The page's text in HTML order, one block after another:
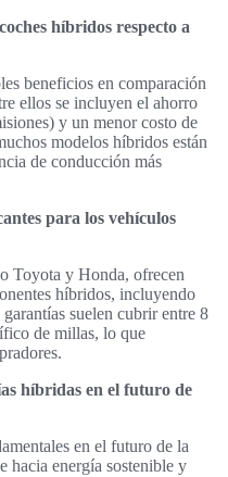
híbridos respecto a
beneficios en comparación
ellos se incluyen el ahorro
y un menor costo de
modelos híbridos están
de conducción más
para los vehículos
Toyota y Honda, ofrecen
híbridos, incluyendo
suelen cubrir entre 8
de millas, lo que
híbridas en el futuro de
en el futuro de la
hacia energía sostenible y